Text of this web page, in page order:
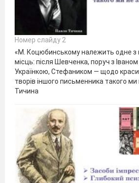
Номер слайду 2
«М. Коцюбинському належить одне з
місць: після Шевченка, поруч з
Українкою, Стефаником — щодо краси
творів іншого письменника такого
Тичина